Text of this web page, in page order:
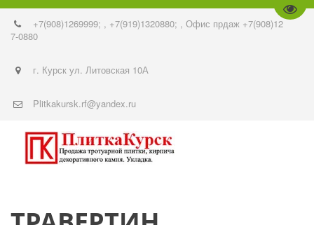
+7(908)1269999; , +7(919)1320880; , Офис прдаж +7(908)12
7-0880
г. Курск ул. Литовская 10А
Plitkakursk.rf@yandex.ru